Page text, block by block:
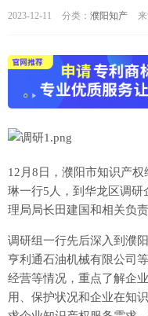
2023-12-11 分类： 濮阳知产
12月8日，濮阳市知识产
琳一行5人，到华龙区调
理局局长田建国和相关负
调研组一行先后深入到濮
亨利通石油机械有限公司
经营等情况，重点了解企
用、保护状况和企业在知